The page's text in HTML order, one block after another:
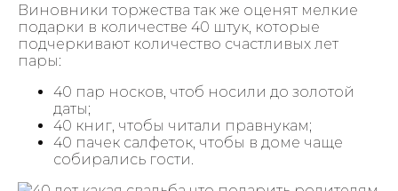
Виновники торжества так же оценят мелкие
подарки в количестве 40 штук, которые
подчеркивают количество счастливых лет
пары:
40 пар носков, чтоб носили до золотой
даты;
40 книг, чтобы читали правнукам;
40 пачек салфеток, чтобы в доме чаще
собирались гости.